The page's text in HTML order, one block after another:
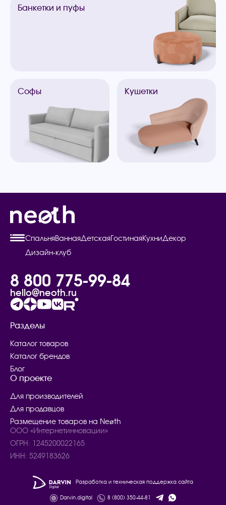
Банкетки и пуфы
Софы Кушетки
СпальняВаннаяДетскаяГостинаяКухниДекор
Дизайн-клуб
8 800 775-99-84
hello@neoth.ru
Разделы
Каталог товаров
Каталог брендов
Блог
О проекте
Для производителей
Для продавцов
Размещение товаров на Neøth
ООО «Интернетинновации»
ОГРН: 1245200022165
ИНН: 5249183626
Разработка и техническая поддержка сайта
Darvin.digital 8 (800) 350-44-81